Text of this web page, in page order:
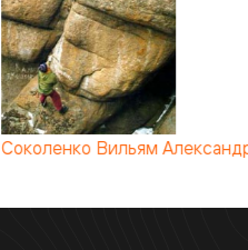
Соколенко Вильям